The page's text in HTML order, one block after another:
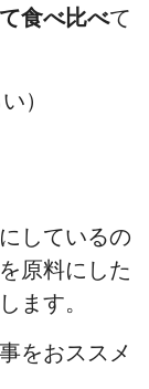
食べ比べて
）
しているの
原料にした
ます。
をおススメ